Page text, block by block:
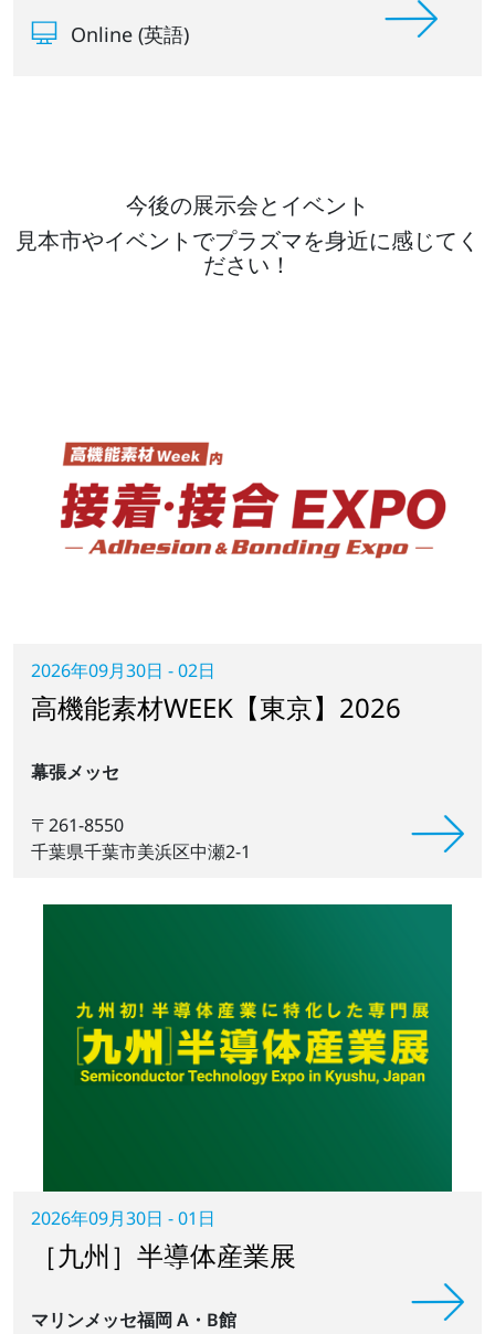
Online (英語)
今後の展示会とイベント
見本市やイベントでプラズマを身近に感じてく
ださい！
2026年09月30日 - 02日
高機能素材WEEK【東京】2026
幕張メッセ
〒261-8550
千葉県千葉市美浜区中瀬2-1
2026年09月30日 - 01日
［九州］半導体産業展
マリンメッセ福岡 A・B館